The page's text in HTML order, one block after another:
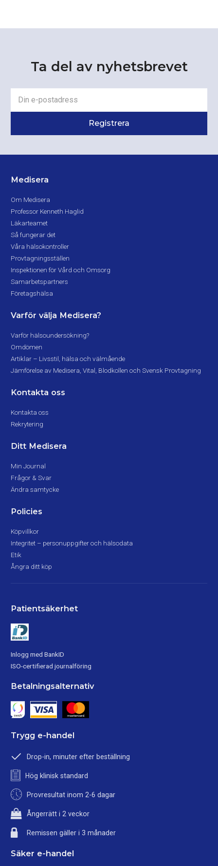
Ta del av nyhetsbrevet
Medisera
Om Medisera
Professor Kenneth Haglid
Läkarteamet
Så fungerar det
Våra hälsokontroller
Provtagningsställen
Inspektionen för Vård och Omsorg
Samarbetspartners
Företagshälsa
Varför välja Medisera?
Varför hälsoundersökning?
Omdömen
Artiklar – Livsstil, hälsa och välmående
Jämförelse av Medisera, Vital, Blodkollen och Svensk Provtagning
Kontakta oss
Kontakta oss
Rekrytering
Ditt Medisera
Min Journal
Frågor & Svar
Ändra samtycke
Policies
Köpvillkor
Integritet – personuppgifter och hälsodata
Etik
Ångra ditt köp
Patientsäkerhet
Inlogg med BankID
ISO-certifierad journalföring
Betalningsalternativ
Trygg e-handel
Drop-in, minuter efter beställning
Hög klinisk standard
Provresultat inom 2-6 dagar
Ångerrätt i 2 veckor
Remissen gäller i 3 månader
Säker e-handel